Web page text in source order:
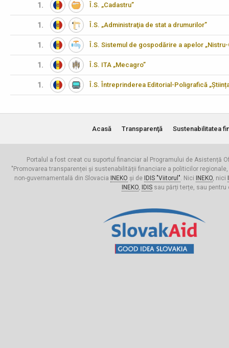
1. Î.S. „Cadastru”
1. Î.S. „Administraţia de stat a drumurilor”
1. Î.S. Sistemul de gospodărire a apelor „Nistru-
1. Î.S. ITA „Mecagro”
1. Î.S. Întreprinderea Editorial-Poligrafică
Acasă Transparenţă Sustenabilitatea
Portalul a fost creat cu suportul financiar al Programului de Asistență
"Promovarea transparenței și sustenabilității financiare a politicilor
non-guvernamentală din Slovacia
INEKO și de IDIS "Viitorul". Nici INEKO, nici
INEKO, IDISsau părți terțe, sau pentru